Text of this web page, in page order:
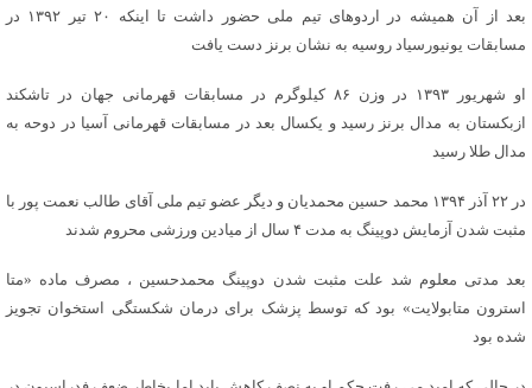
بعد از آن همیشه در اردوهای تیم ملی حضور داشت تا اینکه ۲۰ تیر ۱۳۹۲ در
مسابقات یونیورسیاد روسیه به نشان برنز دست یافت
او شهریور ۱۳۹۳ در وزن ۸۶ کیلوگرم در مسابقات قهرمانی جهان در تاشکند
ازبکستان به مدال برنز رسید و یکسال بعد در مسابقات قهرمانی آسیا در دوحه به
مدال طلا رسید
در ۲۲ آذر ۱۳۹۴ محمد حسین محمدیان و دیگر عضو تیم ملی آقای طالب نعمت پور با
مثبت شدن آزمایش دوپینگ به مدت ۴ سال از میادین ورزشی محروم شدند
بعد مدتی معلوم شد علت مثبت شدن دوپینگ محمدحسین ، مصرف ماده «متا
استرون متابولایت» بود که توسط پزشک برای درمان شکستگی استخوان تجویز
شده بود